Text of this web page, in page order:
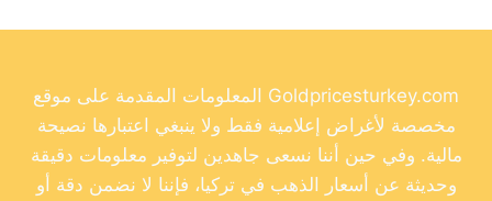
المعلومات المقدمة على موقع Goldpricesturkey.com
مخصصة لأغراض إعلامية فقط ولا ينبغي اعتبارها نصيحة
مالية. وفي حين أننا نسعى جاهدين لتوفير معلومات دقيقة
وحديثة عن أسعار الذهب في تركيا، فإننا لا نضمن دقة أو